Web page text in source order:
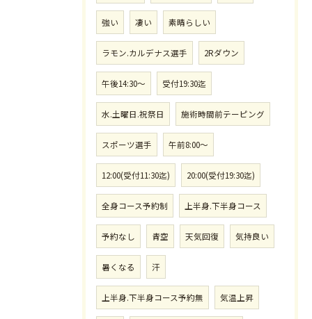
強い 凄い 素晴らしい
ラモン.カルデナス選手 2Rダウン
午後14:30〜 受付19:30迄
水.土曜日.祝祭日 施術時間前テーピング
スポーツ選手 午前8:00〜
12:00(受付11:30迄) 20:00(受付19:30迄)
全身コース予約制 上半身.下半身コース
予約なし 青空 天気回復 気持良い
暑くなる 汗
上半身.下半身コース予約無 気温上昇